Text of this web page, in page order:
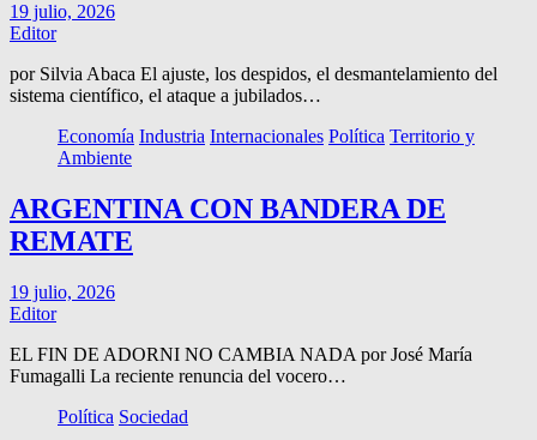
19 julio, 2026
Editor
por Silvia Abaca El ajuste, los despidos, el desmantelamiento del
sistema científico, el ataque a jubilados…
Economía Industria Internacionales Política Territorio y
Ambiente
ARGENTINA CON BANDERA DE
REMATE
19 julio, 2026
Editor
EL FIN DE ADORNI NO CAMBIA NADA por José María
Fumagalli La reciente renuncia del vocero…
Política Sociedad